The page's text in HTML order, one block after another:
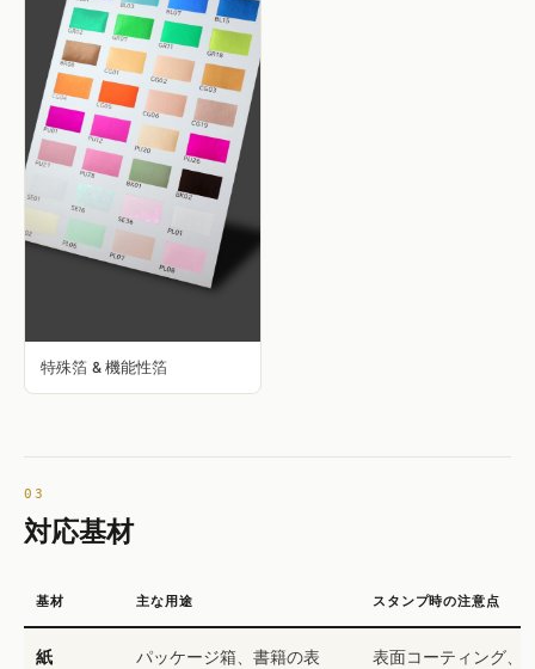
特殊箔 & 機能性箔
対応基材
基材 主な用途 スタンプ時の注意点
紙
パッケージ箱、書籍の表
表面コーティング、